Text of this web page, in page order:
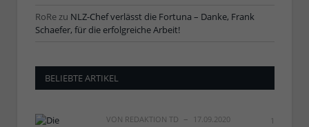
RoRezu NLZ-Chef verlässt die Fortuna – Danke, Frank
Schaefer, für die erfolgreiche Arbeit!
BELIEBTE ARTIKEL
VON REDAKTION TD 17.09.2020 1